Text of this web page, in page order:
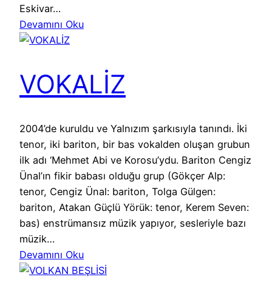
Eskivar…
Devamını Oku
VOKALİZ
2004’de kuruldu ve Yalnızım şarkısıyla tanındı. İki
tenor, iki bariton, bir bas vokalden oluşan grubun
ilk adı ‘Mehmet Abi ve Korosu’ydu. Bariton Cengiz
Ünal’ın fikir babası olduğu grup (Gökçer Alp:
tenor, Cengiz Ünal: bariton, Tolga Gülgen:
bariton, Atakan Güçlü Yörük: tenor, Kerem Seven:
bas) enstrümansız müzik yapıyor, sesleriyle bazı
müzik…
Devamını Oku